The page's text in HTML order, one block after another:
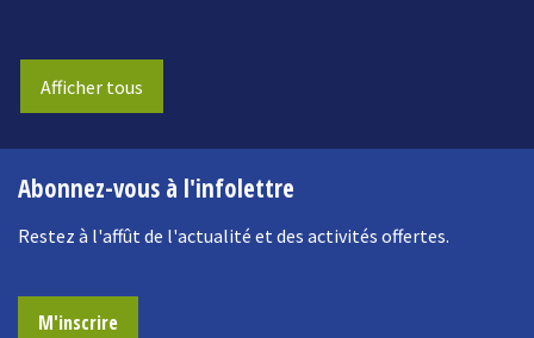
Afficher tous
Abonnez-vous à l'infolettre
Restez à l'affût de l'actualité et des activités offertes.
M'inscrire